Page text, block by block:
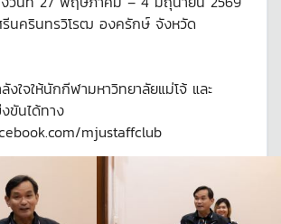
นครินทรวิโรฒ องครักษ์ จังหวัด
ใจให้นักกีฬามหาวิทยาลัยแม่โจ้ และ
ขันได้ทาง
mjustaffclub